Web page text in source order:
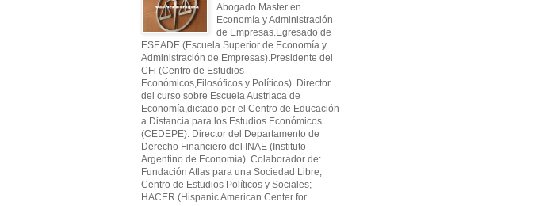
Abogado.Master en
Economía y Administración
de Empresas.Egresado de
ESEADE (Escuela Superior de Economía y
Administración de Empresas).Presidente del
CFi (Centro de Estudios
Económicos,Filosóficos y Políticos). Director
del curso sobre Escuela Austriaca de
Economía,dictado por el Centro de Educación
a Distancia para los Estudios Económicos
(CEDEPE). Director del Departamento de
Derecho Financiero del INAE (Instituto
Argentino de Economía). Colaborador de:
Fundación Atlas para una Sociedad Libre;
Centro de Estudios Políticos y Sociales;
HACER (Hispanic American Center for